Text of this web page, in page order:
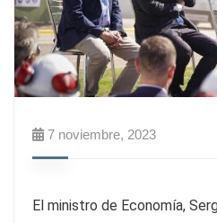
7 noviembre, 2023
El ministro de Economía,